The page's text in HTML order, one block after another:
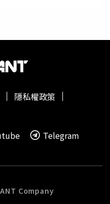
隱私權政策
Telegram
Company